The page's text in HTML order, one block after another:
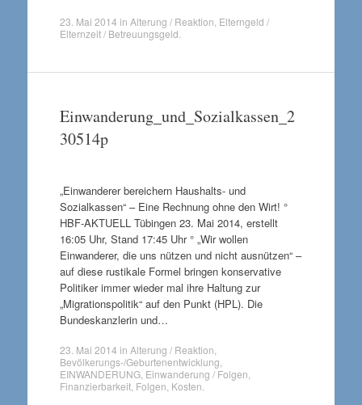
23. Mai 2014 in Alterung / Reaktion Elterngeld /
Elternzeit / Betreuungsgeld
Einwanderung_und_Sozialkassen_2
30514p
„Einwanderer bereichern Haushalts- und
Sozialkassen“ – Eine Rechnung ohne den Wirt! °
HBF-AKTUELL Tübingen 23. Mai 2014, erstellt
16:05 Uhr, Stand 17:45 Uhr ° „Wir wollen
Einwanderer, die uns nützen und nicht ausnützen“ –
auf diese rustikale Formel bringen konservative
Politiker immer wieder mal ihre Haltung zur
„Migrationspolitik“ auf den Punkt (HPL). Die
Bundeskanzlerin und…
23. Mai 2014 in Alterung / Reaktion
Bevölkerungs-/Geburtenentwicklung
EINWANDERUNG, Einwanderung / Folgen
Finanzierbarkeit, Folgen Kosten